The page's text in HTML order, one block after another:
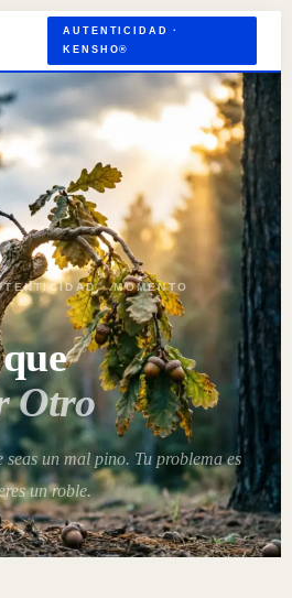
AUTENTICIDAD ·
KENSHO®
· MOMENTO
Otro
seas un mal pino. Tu problema es
un roble.